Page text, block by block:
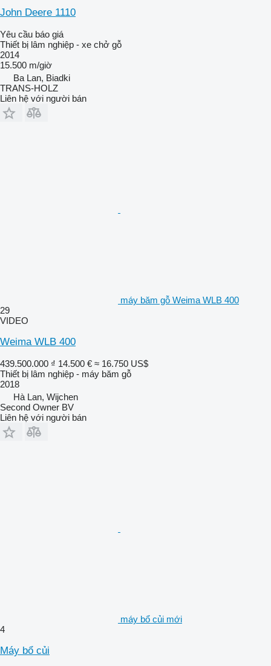
John Deere 1110
Yêu cầu báo giá
Thiết bị lâm nghiệp - xe chở gỗ
2014
15.500 m/giờ
Ba Lan, Biadki
TRANS-HOLZ
Liên hệ với người bán
máy băm gỗ Weima WLB 400
29
VIDEO
Weima WLB 400
439.500.000 ₫ 14.500 € ≈ 16.750 US$
Thiết bị lâm nghiệp - máy băm gỗ
2018
Hà Lan, Wijchen
Second Owner BV
Liên hệ với người bán
máy bổ củi mới
4
Máy bổ củi